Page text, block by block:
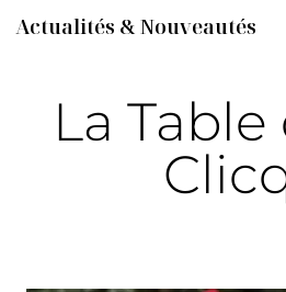
Actualités & Nouveautés
La